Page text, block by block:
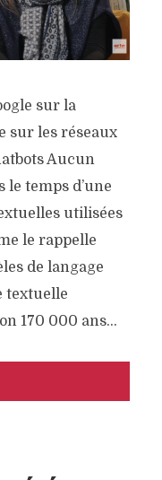
sur la
sur les réseaux
Aucun
temps d’une
utilisées
le rappelle
de langage
textuelle
170 000 ans...